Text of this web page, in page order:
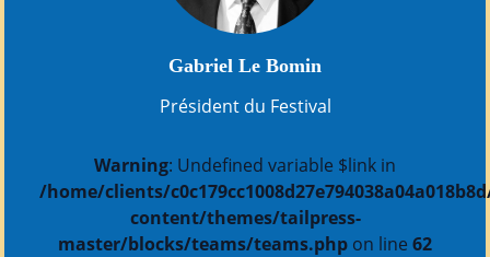
Gabriel Le Bomin
Président du Festival
Warning: Undefined variable $link in
/home/clients/
content/themes/tailpress-
master/blocks/teams/teams.php on line 62